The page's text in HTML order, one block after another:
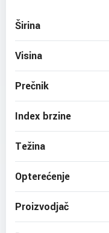
Širina
Visina
Prečnik
Index brzine
Težina
Opterećenje
Proizvodjač